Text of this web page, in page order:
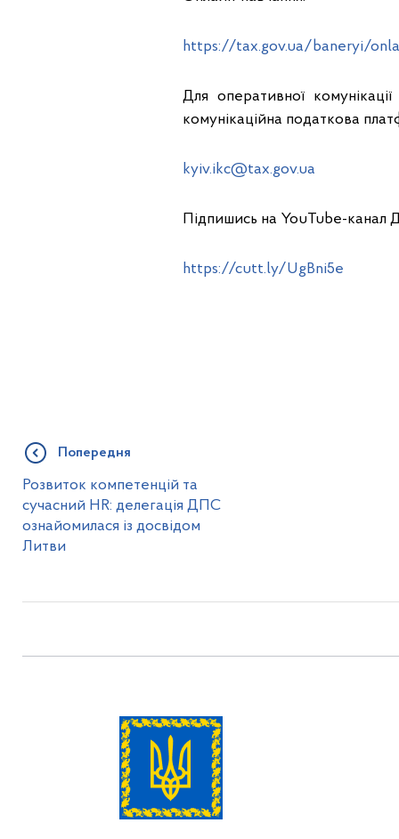
https://tax.gov.ua/baneryi/
Для оперативної
комунікаційна податкова
kyiv.ikc@tax.gov.ua
Підпишись на YouTube-канал
https://cutt.ly/UgBni5e
Попередня
Розвиток компетенцій та
сучасний HR: делегація ДПС
ознайомилася із досвідом
Литви